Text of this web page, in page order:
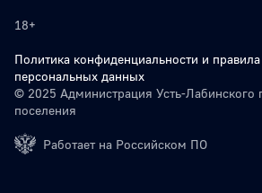
18+
Политика конфиденциальности и
персональных данных
© 2025 Администрация Усть-Лабинского
поселения
Работает на Российском ПО